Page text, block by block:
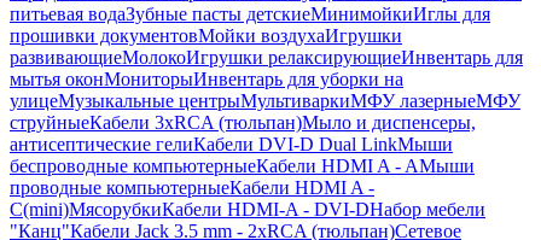
питьевая водаЗубные пасты детскиеМинимойкиИглы для
прошивки документовМойки воздухаИгрушки
развивающиеМолокоИгрушки релаксирующиеИнвентарь для
мытья оконМониторыИнвентарь для уборки на
улицеМузыкальные центрыМультиваркиМФУ лазерныеМФУ
струйныеКабели 3xRCA (тюльпан)Мыло и диспенсеры,
антисептические гелиКабели DVI-D Dual LinkМыши
беспроводные компьютерныеКабели HDMI A - AМыши
проводные компьютерныеКабели HDMI A -
C(mini)МясорубкиКабели HDMI-A - DVI-DНабор мебели
"Канц"Кабели Jack 3.5 mm - 2xRCA (тюльпан)Сетевое